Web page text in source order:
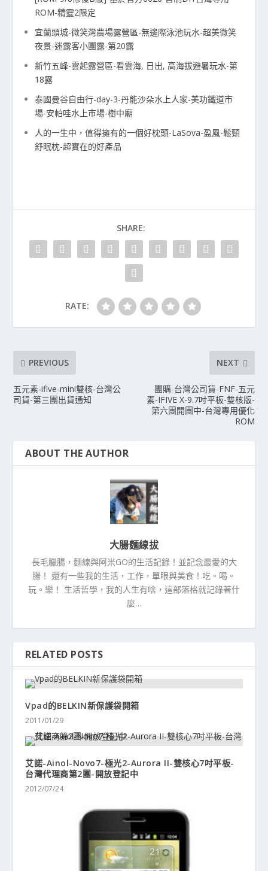
ROM-精靈2限定
宜蘭頭城-微笑灣農場露營區-無邊際泳池玩水-超美微笑
夜景-迷露客小團露-第20露
新竹五峰-雲起露營區-看雲海, 日出, 高海拔避暑玩水-第
18露
泰國曼谷自由行-day-3-丹能沙朵水上人家-美功鐵道市
場-安帕哇水上市場-樹中廟
人的一生中，值得擁有的一個好枕頭-LaSova-盈風-鬆頸
舒眠枕-超實在的好產品
SHARE:
RATE:
PREVIOUS
五元素-ifive-mini雙核-台灣公
司貨-第三團出貨通知
NEXT
團購-台灣公司貨-FNF-五元
素-IFIVE X-9.7吋平板-雙核版-
第六團開團中-台灣專用優化
ROM
ABOUT THE AUTHOR
大腸麵線拔
長毛臘腸，麵線與阿米GO的生活記錄！並記念最愛的大
腸！ 還有一些我的生活，工作，單眼與美食！吃。喝。
玩。樂！ 生活哲學，我的人生有啥，這部落格就記錄著什
麼…
RELATED POSTS
Vpad的BELKIN新保護袋開箱
2011/01/29
艾諾-Ainol-Novo7-極光2-Aurora II-雙核心7吋平板-
台灣代理商第2團-開放登記中
2012/07/24